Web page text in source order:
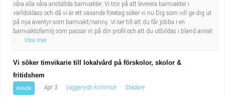
våra alla våra anställda barnvakter. Vi tror på att leverera barnvakter i
världsklass och då vi är ett växande företag söker vi nu Dig som vill ge dig ut
på nya äventyr som barnvakt/nanny. Vi ser till att du får jobba i en
barnvaktsfamilj som passar in på din profil och att du utbildas i bland annat
...
Visa mer
Vi söker timvikarie till lokalvård på förskolor, skolor &
fritidshem
Ansök Apr 3 Vaggeryds kommun Städare